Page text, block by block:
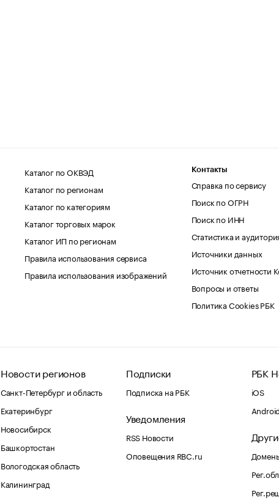
Каталог по ОКВЭД
Каталог по регионам
Каталог по категориям
Каталог торговых марок
Каталог ИП по регионам
Правила использования сервиса
Правила использования изображений
Контакты
Справка по сервису
Поиск по ОГРН
Поиск по ИНН
Статистика и
Источники данных
Источник отчетности
Вопросы и ответы
Политика Cookies РБК
Новости регионов
Санкт-Петербург и область
Екатеринбург
Новосибирск
Башкортостан
Вологодская область
Калининград
Подписки
Подписка на РБК
Уведомления
RSS Новости
Оповещения RBC.ru
РБК
iOS